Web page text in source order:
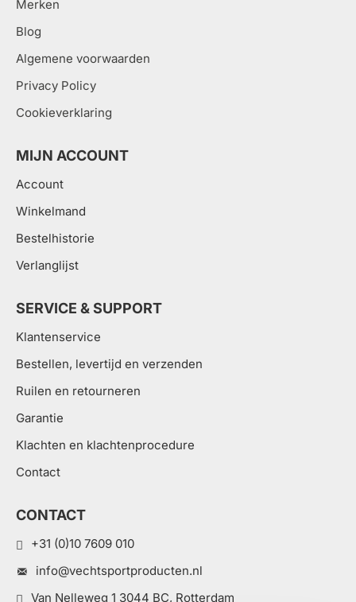
Merken
Blog
Algemene voorwaarden
Privacy Policy
Cookieverklaring
MIJN ACCOUNT
Account
Winkelmand
Bestelhistorie
Verlanglijst
SERVICE & SUPPORT
Klantenservice
Bestellen, levertijd en verzenden
Ruilen en retourneren
Garantie
Klachten en klachtenprocedure
Contact
CONTACT
+31 (0)10 7609 010
info@vechtsportproducten.nl
Van Nelleweg 1 3044 BC, Rotterdam